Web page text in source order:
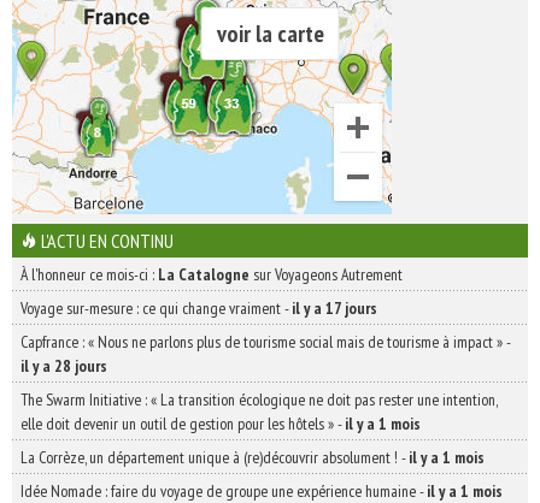
voir la carte
L'ACTU EN CONTINU
À l'honneur ce mois-ci : La Catalogne sur Voyageons Autrement
Voyage sur-mesure : ce qui change vraiment-il y a 17 jours
Capfrance : « Nous ne parlons plus de tourisme social mais de tourisme à impact »-
il y a 28 jours
The Swarm Initiative : « La transition écologique ne doit pas rester une intention,
elle doit devenir un outil de gestion pour les hôtels »-il y a 1 mois
La Corrèze, un département unique à (re)découvrir absolument ! -il y a 1 mois
Idée Nomade : faire du voyage de groupe une expérience humaine-il y a 1 mois